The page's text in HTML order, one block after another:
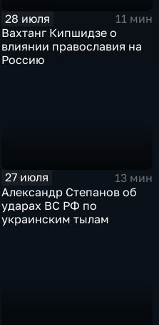
28 июля
11 мин
Вахтанг Кипшидзе о
влиянии православия на
Россию
27 июля
13 мин
Александр Степанов об
ударах ВС РФ по
украинским тылам